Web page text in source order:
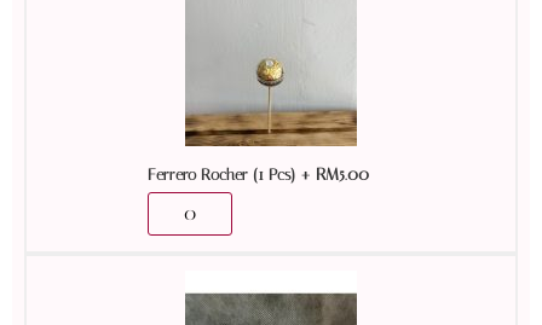
Ferrero Rocher (1 Pcs) + RM5.00